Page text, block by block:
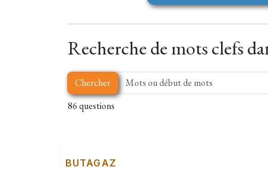
Recherche de mots clefs
Chercher
86 questions
BUTAGAZ